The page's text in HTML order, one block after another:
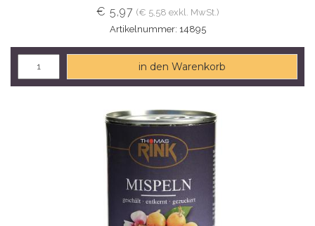
€ 5,97 (€ 5,58 exkl. MwSt.)
Artikelnummer: 14895
in den Warenkorb